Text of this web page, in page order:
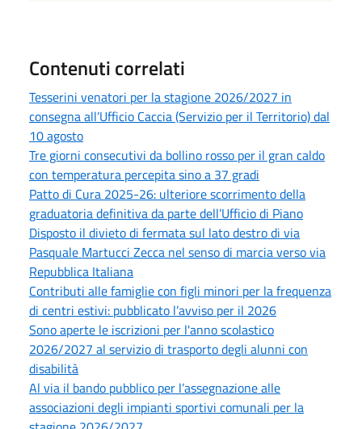
Contenuti correlati
Tesserini venatori per la stagione 2026/2027 in
consegna all’Ufficio Caccia (Servizio per il Territorio) dal
10 agosto
Tre giorni consecutivi da bollino rosso per il gran caldo
con temperatura percepita sino a 37 gradi
Patto di Cura 2025-26: ulteriore scorrimento della
graduatoria definitiva da parte dell’Ufficio di Piano
Disposto il divieto di fermata sul lato destro di via
Pasquale Martucci Zecca nel senso di marcia verso via
Repubblica Italiana
Contributi alle famiglie con figli minori per la frequenza
di centri estivi: pubblicato l’avviso per il 2026
Sono aperte le iscrizioni per l'anno scolastico
2026/2027 al servizio di trasporto degli alunni con
disabilità
Al via il bando pubblico per l’assegnazione alle
associazioni degli impianti sportivi comunali per la